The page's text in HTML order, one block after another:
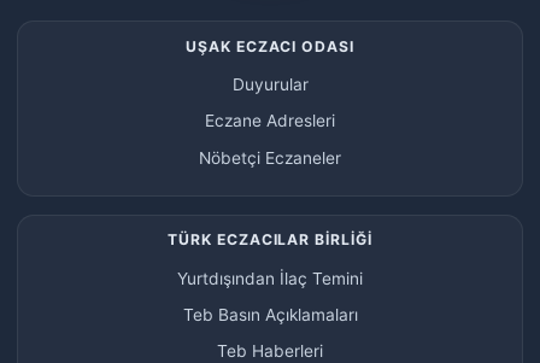
UŞAK ECZACI ODASI
Duyurular
Eczane Adresleri
Nöbetçi Eczaneler
TÜRK ECZACILAR BİRLİĞİ
Yurtdışından İlaç Temini
Teb Basın Açıklamaları
Teb Haberleri